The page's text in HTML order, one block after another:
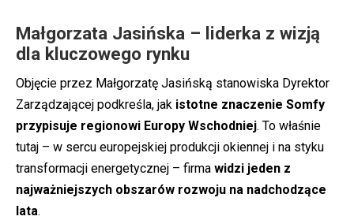
Małgorzata Jasińska – liderka z wizją
dla kluczowego rynku
Objęcie przez Małgorzatę Jasińską stanowiska Dyrektor
Zarządzającej podkreśla, jak istotne znaczenie Somfy
przypisuje regionowi Europy Wschodniej. To właśnie
tutaj – w sercu europejskiej produkcji okiennej i na styku
transformacji energetycznej – firma widzi jeden z
najważniejszych obszarów rozwoju na nadchodzące
lata.